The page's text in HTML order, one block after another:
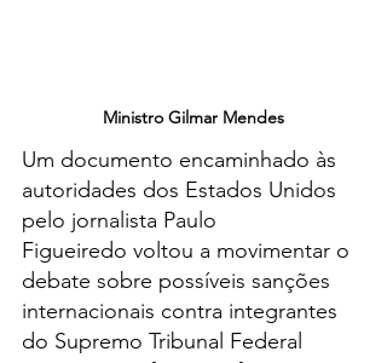
Ministro Gilmar Mendes
Um documento encaminhado às
autoridades dos Estados Unidos
pelo jornalista Paulo
Figueiredo voltou a movimentar o
debate sobre possíveis sanções
internacionais contra integrantes
do Supremo Tribunal Federal